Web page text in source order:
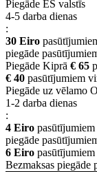
Piegāde ES valstīs
4-5 darba dienas
:
30 Eiro
piegāde
Piegāde Kiprā € 65
€ 40 pasūtījumiem
Piegāde uz vēlamo
1-2 darba dienas
:
4 Eiro
piegāde
6 Eiro
Bezmaksas